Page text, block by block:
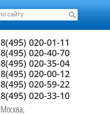
8(495) 020-01-11
8(495) 020-40-70
8(495) 020-35-04
8(495) 020-00-12
8(495) 020-59-22
8(495) 020-33-10
Москва,